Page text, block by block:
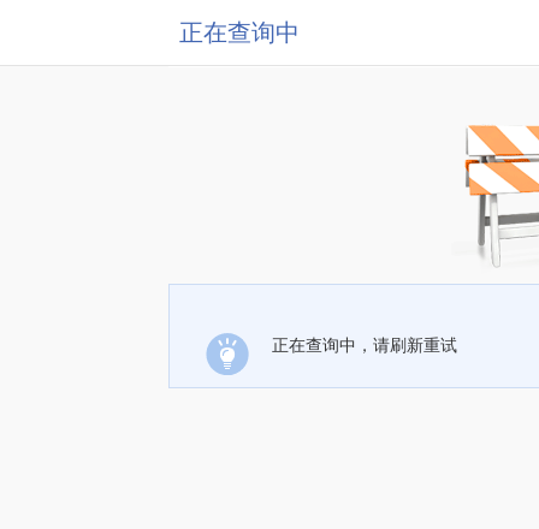
正在查询中
正在查询中，请刷新重试